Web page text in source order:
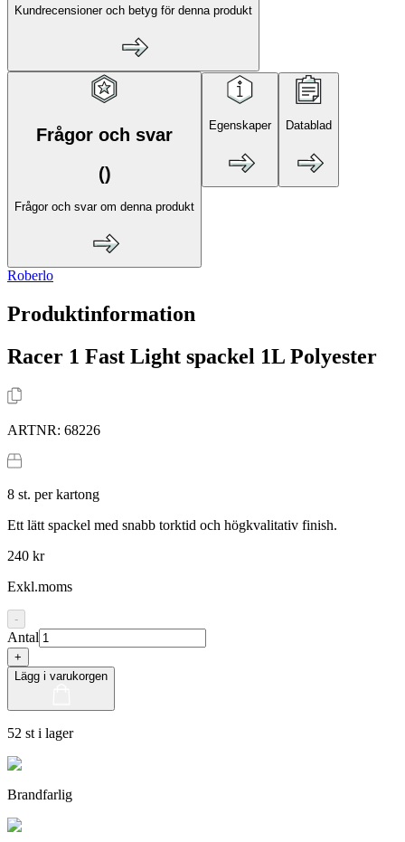
Kundrecensioner och betyg för denna produkt
Frågor och svar
()
Frågor och svar om denna produkt
Egenskaper Datablad
Roberlo
Produktinformation
Racer 1 Fast Light spackel 1L Polyester
ARTNR: 68226
8 st. per kartong
Ett lätt spackel med snabb torktid och högkvalitativ finish.
240 kr
Exkl.moms
-
Antal
+
Lägg i varukorgen
52 st i lager
Brandfarlig